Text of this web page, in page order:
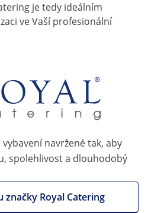
je tedy ideálním
ve Vaší profesionální
navržené tak, aby
spolehlivost a dlouhodobý
Royal Catering